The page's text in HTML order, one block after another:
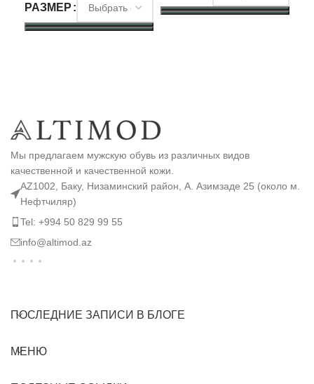
РАЗМЕР
Мы предлагаем мужскую обувь из различных видов
качественной и качественной кожи.
AZ1002, Баку, Низаминский район, А. Азимзаде 25 (около м.
Нефтчиляр)
Tel: +994 50 829 99 55
info@altimod.az
ПОСЛЕДНИЕ ЗАПИСИ В БЛОГЕ
МЕНЮ